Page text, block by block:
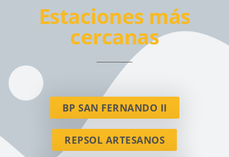
Estaciones más
cercanas
BP SAN FERNANDO II
REPSOL ARTESANOS